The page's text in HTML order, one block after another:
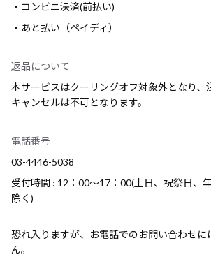
・コンビニ決済(前払い)
・あと払い（ペイディ）
返品について
本サービスはクーリングオフ対象外となり、
キャンセルは不可となります。
電話番号
03-4446-5038
受付時間 : 12：00～17：00(土日、祝祭日、
除く)
恐れ入りますが、お電話でのお問い合わせに
ん。